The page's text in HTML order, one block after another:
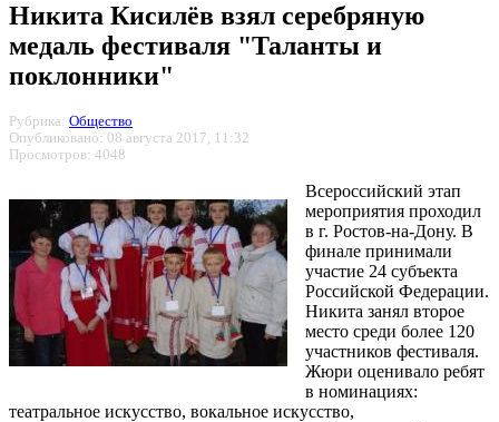
Никита Кисилёв взял серебряную
медаль фестиваля "Таланты и
поклонники"
Рубрика: Общество
Опубликовано: 08 августа 2017, 11:32
Просмотров: 4048
Всероссийский этап
мероприятия проходил
в г. Ростов-на-Дону. В
финале принимали
участие 24 субъекта
Российской Федерации.
Никита занял второе
место среди более 120
участников фестиваля.
Жюри оценивало ребят
в номинациях:
театральное искусство, вокальное искусство,